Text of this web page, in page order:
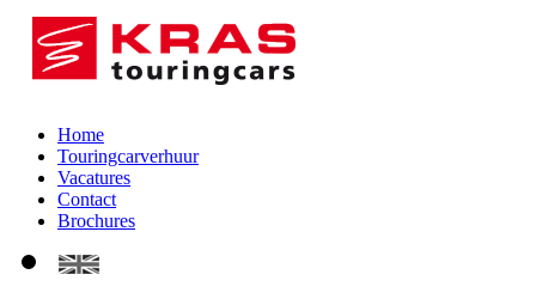
Home
Touringcarverhuur
Vacatures
Contact
Brochures